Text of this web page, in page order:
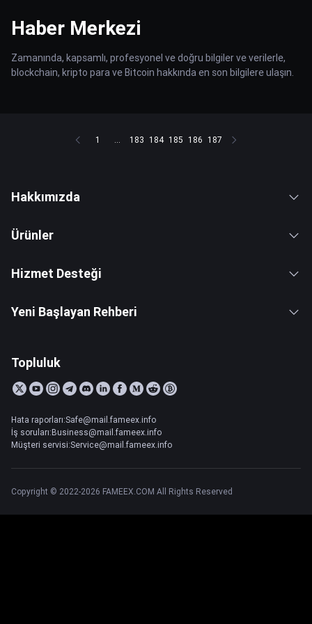
Haber Merkezi
Zamanında, kapsamlı, profesyonel ve doğru bilgiler ve verilerle,
blockchain, kripto para ve Bitcoin hakkında en son bilgilere ulaşın.
1 ... 183 184 185 186 187
Hakkımızda
Ürünler
Hizmet Desteği
Yeni Başlayan Rehberi
Topluluk
Hata raporları:Safe@mail.fameex.info
İş soruları:Business@mail.fameex.info
Müşteri servisi:Service@mail.fameex.info
Copyright © 2022-2026 FAMEEX.COM All Rights Reserved